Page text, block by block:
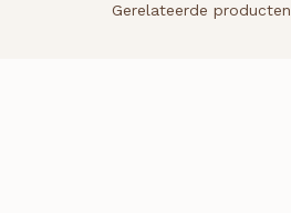
Gerelateerde producten